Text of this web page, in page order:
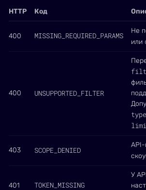
HTTP Код
400 MISSING_REQUIRED_PARAMS
Не
или
400 UNSUPPORTED_FILTER
type
403 SCOPE_DENIED
401 TOKEN_MISSING
У